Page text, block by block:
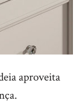
aproveita